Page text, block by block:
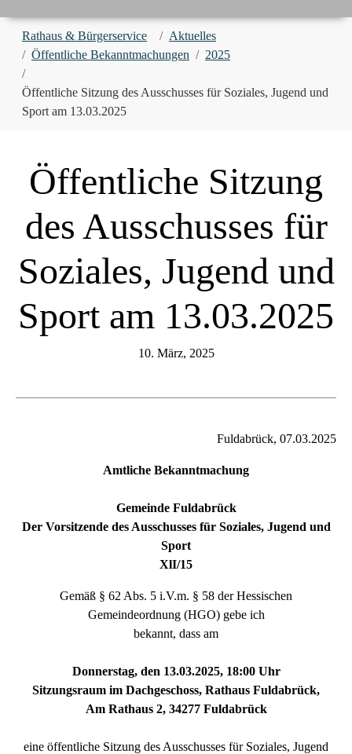
You are here:
Rathaus & Bürgerservice
Aktuelles
Öffentliche Bekanntmachungen
2025
Öffentliche Sitzung des Ausschusses für Soziales, Jugend und
Sport am 13.03.2025
Öffentliche Sitzung
des Ausschusses für
Soziales, Jugend und
Sport am 13.03.2025
10. März, 2025
Fuldabrück, 07.03.2025
Amtliche Bekanntmachung
Gemeinde Fuldabrück
Der Vorsitzende des Ausschusses für Soziales, Jugend und
Sport
XlI/15
Gemäß § 62 Abs. 5 i.V.m. § 58 der Hessischen
Gemeindeordnung (HGO) gebe ich
bekannt, dass am
Donnerstag, den 13.03.2025, 18:00 Uhr
Sitzungsraum im Dachgeschoss, Rathaus Fuldabrück,
Am Rathaus 2, 34277 Fuldabrück
eine öffentliche Sitzung des Ausschusses für Soziales, Jugend